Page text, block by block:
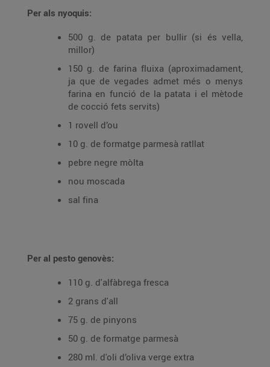
Per als nyoquis:
500 g. de patata per bullir (si és vella,
millor)
150 g. de farina fluixa (aproximadament,
ja que de vegades admet més o menys
farina en funció de la patata i el mètode
de cocció fets servits)
1 rovell d’ou
10 g. de formatge parmesà ratllat
pebre negre mòlta
nou moscada
sal fina
Per al pesto genovès:
110 g. d'alfàbrega fresca
2 grans d'all
75 g. de pinyons
50 g. de formatge parmesà
280 ml. d'oli d’oliva verge extra